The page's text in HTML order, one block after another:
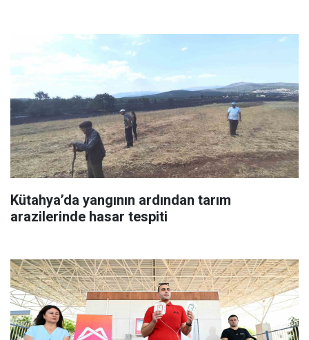
Kütahya’da yangının ardından tarım
arazilerinde hasar tespiti